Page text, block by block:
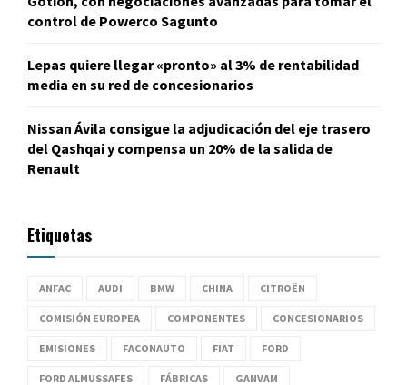
control de Powerco Sagunto
Lepas quiere llegar «pronto» al 3% de rentabilidad
media en su red de concesionarios
Nissan Ávila consigue la adjudicación del eje trasero
del Qashqai y compensa un 20% de la salida de
Renault
Etiquetas
ANFAC AUDI BMW CHINA CITROËN
COMISIÓN EUROPEA COMPONENTES CONCESIONARIOS
EMISIONES FACONAUTO FIAT FORD
FORD ALMUSSAFES FÁBRICAS GANVAM